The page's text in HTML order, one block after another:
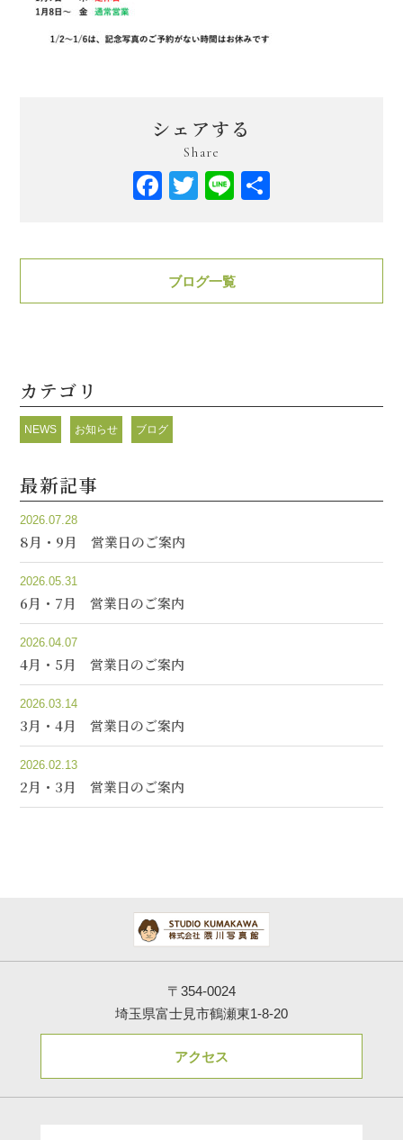
シェアする
Share
Facebook
Twitter
Line
ブログ一覧
カテゴリ
NEWS お知らせ ブログ
最新記事
2026.07.28
8月・9月 営業日のご案内
2026.05.31
6月・7月 営業日のご案内
2026.04.07
4月・5月 営業日のご案内
2026.03.14
3月・4月 営業日のご案内
2026.02.13
2月・3月 営業日のご案内
〒354-0024
埼玉県富士見市鶴瀬東1-8-20
アクセス